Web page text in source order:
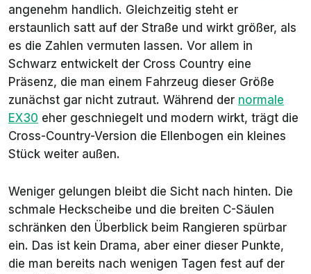
angenehm handlich. Gleichzeitig steht er
erstaunlich satt auf der Straße und wirkt größer, als
es die Zahlen vermuten lassen. Vor allem in
Schwarz entwickelt der Cross Country eine
Präsenz, die man einem Fahrzeug dieser Größe
zunächst gar nicht zutraut. Während der normale
EX30 eher geschniegelt und modern wirkt, trägt die
Cross-Country-Version die Ellenbogen ein kleines
Stück weiter außen.
Weniger gelungen bleibt die Sicht nach hinten. Die
schmale Heckscheibe und die breiten C-Säulen
schränken den Überblick beim Rangieren spürbar
ein. Das ist kein Drama, aber einer dieser Punkte,
die man bereits nach wenigen Tagen fest auf der